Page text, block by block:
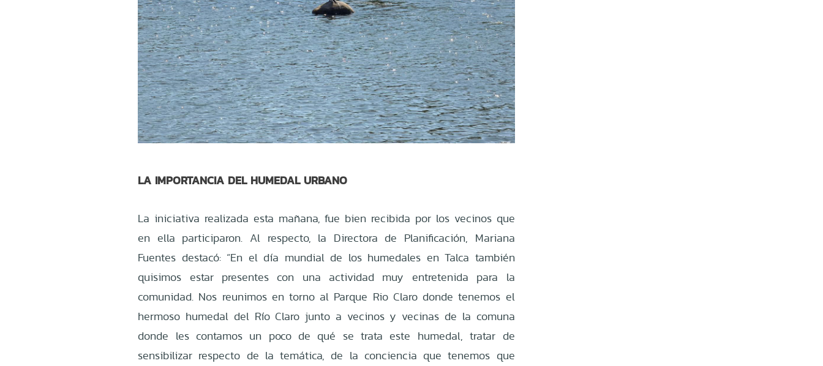
LA IMPORTANCIA DEL HUMEDAL URBANO
La iniciativa realizada esta mañana, fue bien recibida por los vecinos que
en ella participaron. Al respecto, la Directora de Planificación, Mariana
Fuentes destacó: “En el día mundial de los humedales en Talca también
quisimos estar presentes con una actividad muy entretenida para la
comunidad. Nos reunimos en torno al Parque Rio Claro donde tenemos el
hermoso humedal del Río Claro junto a vecinos y vecinas de la comuna
donde les contamos un poco de qué se trata este humedal, tratar de
sensibilizar respecto de la temática, de la conciencia que tenemos que